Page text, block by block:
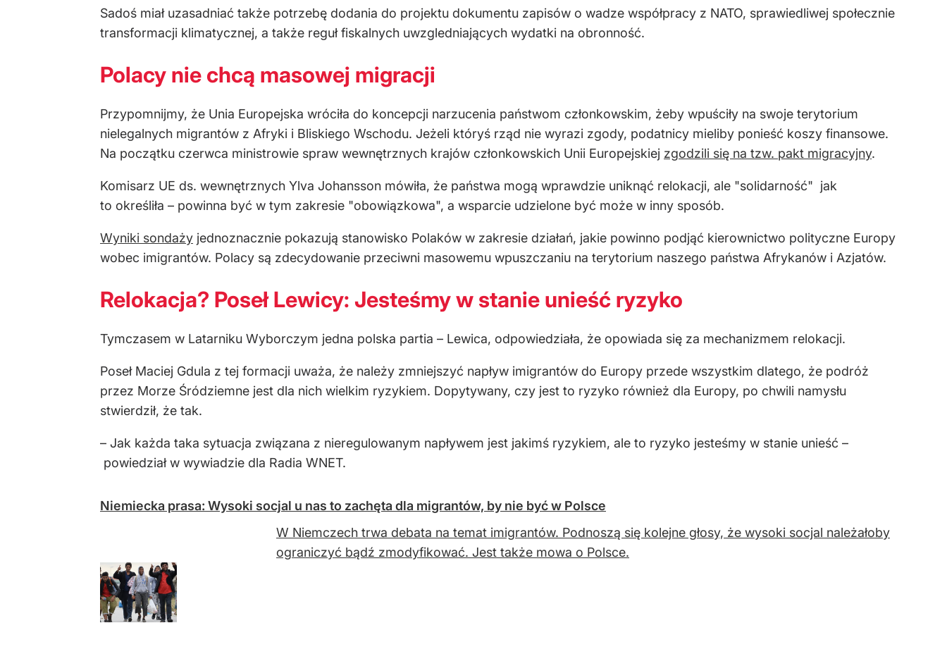
Sadoś miał uzasadniać także potrzebę dodania do projektu dokumentu zapisów o wadze współpracy z NATO, sprawiedliwej społecznie
transformacji klimatycznej, a także reguł fiskalnych uwzgledniających wydatki na obronność.
Polacy nie chcą masowej migracji
Przypomnijmy, że Unia Europejska wróciła do koncepcji narzucenia państwom członkowskim, żeby wpuściły na swoje terytorium
nielegalnych migrantów z Afryki i Bliskiego Wschodu. Jeżeli któryś rząd nie wyrazi zgody, podatnicy mieliby ponieść koszy finansowe.
Na początku czerwca ministrowie spraw wewnętrznych krajów członkowskich Unii Europejskiej zgodzili się na tzw. pakt migracyjny.
Komisarz UE ds. wewnętrznych Ylva Johansson mówiła, że państwa mogą wprawdzie uniknąć relokacji, ale "solidarność" ­ jak
to określiła – powinna być w tym zakresie "obowiązkowa", a wsparcie udzielone być może w inny sposób.
Wyniki sondaży jednoznacznie pokazują stanowisko Polaków w zakresie działań, jakie powinno podjąć kierownictwo polityczne Europy
wobec imigrantów. Polacy są zdecydowanie przeciwni masowemu wpuszczaniu na terytorium naszego państwa Afrykanów i Azjatów.
Relokacja? Poseł Lewicy: Jesteśmy w stanie unieść ryzyko
Tymczasem w Latarniku Wyborczym jedna polska partia – Lewica, odpowiedziała, że opowiada się za mechanizmem relokacji.
Poseł Maciej Gdula z tej formacji uważa, że należy zmniejszyć napływ imigrantów do Europy przede wszystkim dlatego, że podróż
przez Morze Śródziemne jest dla nich wielkim ryzykiem. Dopytywany, czy jest to ryzyko również dla Europy, po chwili namysłu
stwierdził, że tak.
– Jak każda taka sytuacja związana z nieregulowanym napływem jest jakimś ryzykiem, ale to ryzyko jesteśmy w stanie unieść –
powiedział w wywiadzie dla Radia WNET.
Niemiecka prasa: Wysoki socjal u nas to zachęta dla migrantów, by nie być w Polsce
W Niemczech trwa debata na temat imigrantów. Podnoszą się kolejne głosy, że wysoki socjal należałoby
ograniczyć bądź zmodyfikować. Jest także mowa o Polsce.